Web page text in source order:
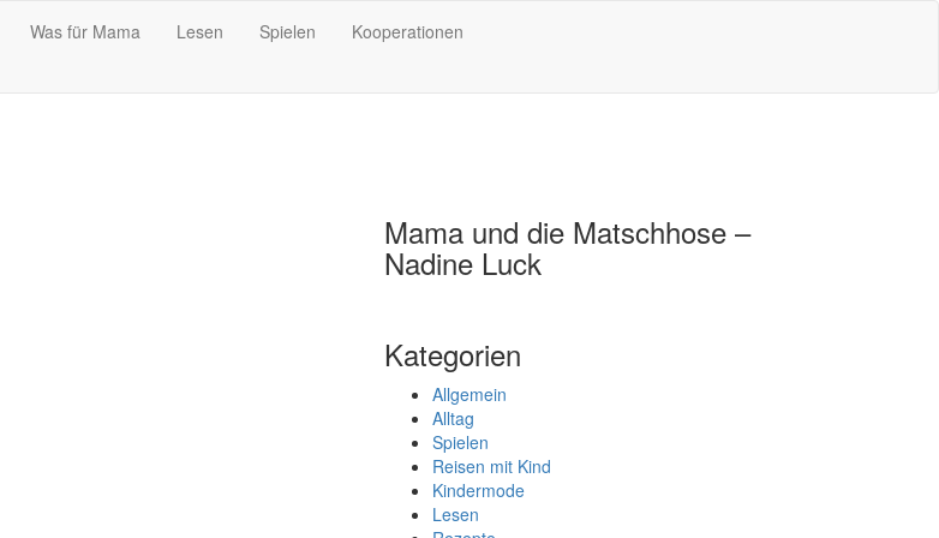
Was für Mama Lesen Spielen Kooperationen
Mama und die Matschhose –
Nadine Luck
Kategorien
Allgemein
Alltag
Spielen
Reisen mit Kind
Kindermode
Lesen